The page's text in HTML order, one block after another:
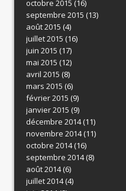
octobre 2015 (16)
septembre 2015 (13)
août 2015 (4)
juillet 2015 (16)
juin 2015 (17)
mai 2015 (12)
avril 2015 (8)
mars 2015 (6)
février 2015 (9)
janvier 2015 (9)
décembre 2014(11)
novembre 2014(11)
octobre 2014(16)
septembre 2014(8)
août 2014(6)
juillet 2014(4)